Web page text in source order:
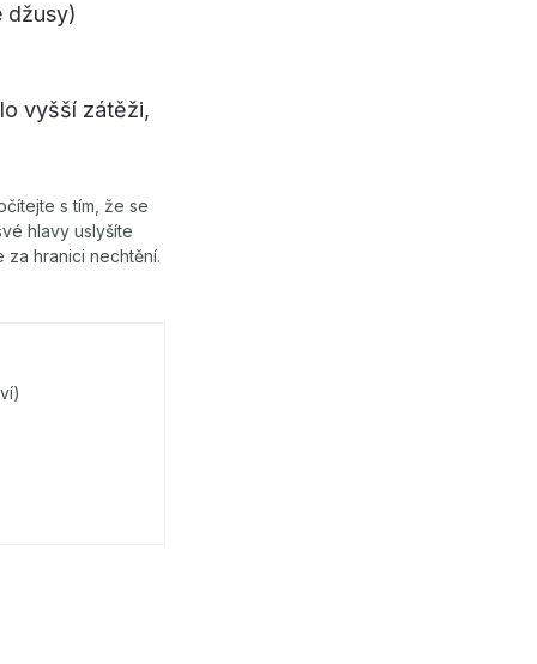
džusy)
vyšší zátěži,
s tím, že se
hlavy uslyšíte
hranici nechtění.